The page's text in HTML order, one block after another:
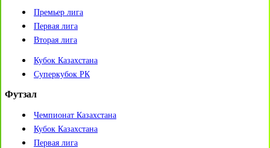
Премьер лига
Первая лига
Вторая лига
Кубок Казахстана
Суперкубок РК
Футзал
Чемпионат Казахстана
Кубок Казахстана
Первая лига